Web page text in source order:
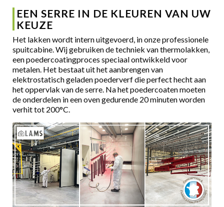
EEN SERRE IN DE KLEUREN VAN UW
KEUZE
Het lakken wordt intern uitgevoerd, in onze professionele
spuitcabine. Wij gebruiken de techniek van thermolakken,
een poedercoatingproces speciaal ontwikkeld voor
metalen. Het bestaat uit het aanbrengen van
elektrostatisch geladen poederverf die perfect hecht aan
het oppervlak van de serre. Na het poedercoaten moeten
de onderdelen in een oven gedurende 20 minuten worden
verhit tot 200°C.